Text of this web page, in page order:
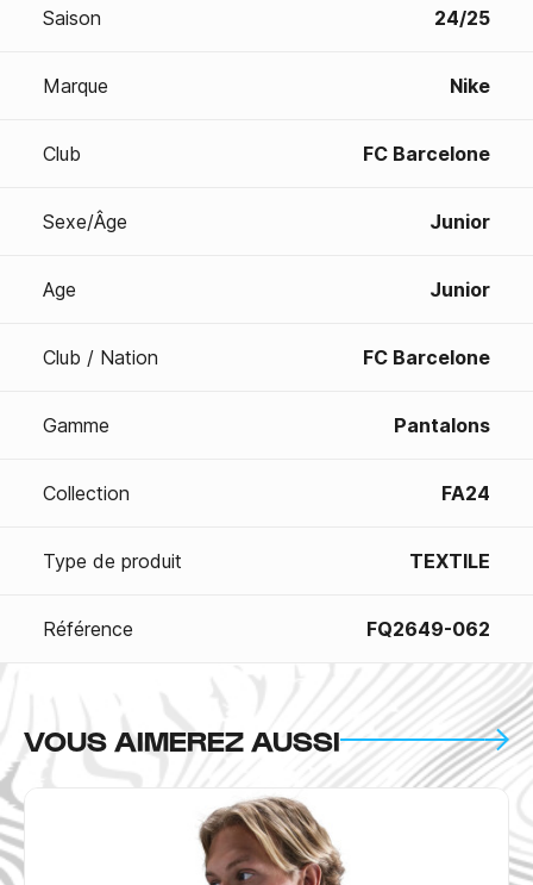
Saison 24/25
Marque Nike
Club FC Barcelone
Sexe/Âge Junior
Age Junior
Club / Nation FC Barcelone
Gamme Pantalons
Collection FA24
Type de produit TEXTILE
Référence FQ2649-062
VOUS AIMEREZ AUSSI